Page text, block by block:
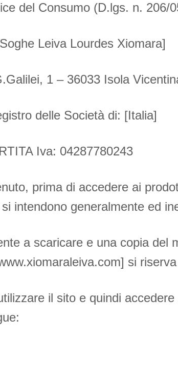
del Consumo (D.lgs. n. 206/
Leiva Lourdes Xiomara]
1 – 36033 Isola
delle Società di: [Italia]
Iva: 04287780243
prima di accedere ai
intendono generalmente ed
a scaricare e una copia del
si
il sito e quindi